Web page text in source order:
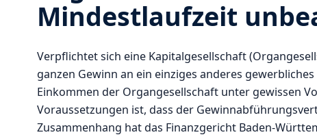
Mindestlaufzeit
Verpflichtet sich eine Kapitalgesellschaft
ganzen Gewinn an ein einziges anderes
Einkommen der Organgesellschaft unter gewissen
Voraussetzungen ist, dass der
Zusammenhang hat das Finanzgericht Baden-